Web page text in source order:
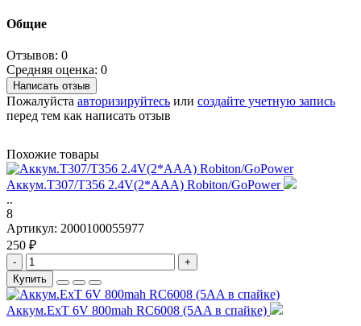
Общие
Отзывов: 0
Средняя оценка: 0
Написать отзыв
Пожалуйста авторизируйтесь или создайте учетную запись
перед тем как написать отзыв
Похожие товары
Аккум.T307/T356 2.4V(2*AAA) Robiton/GoPower
..
8
Артикул: 2000100055977
250 ₽
-
+
Купить
Аккум.ExT 6V 800mah RC6008 (5AA в спайке)